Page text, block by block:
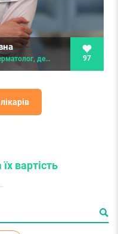
97
Лікар-дерматовенеролог, дитячий дерматолог, дерматолог-хірург, дерматоонколог
їх вартість